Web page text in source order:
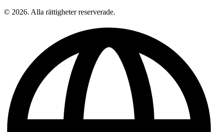
© 2026. Alla rättigheter reserverade.